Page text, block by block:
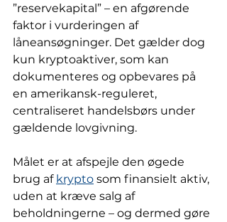
”reservekapital” – en afgørende
faktor i vurderingen af
låneansøgninger. Det gælder dog
kun kryptoaktiver, som kan
dokumenteres og opbevares på
en amerikansk-reguleret,
centraliseret handelsbørs under
gældende lovgivning.
Målet er at afspejle den øgede
brug af krypto som finansielt aktiv,
uden at kræve salg af
beholdningerne – og dermed gøre